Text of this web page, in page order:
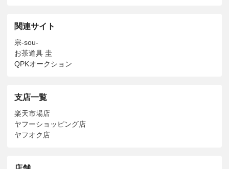
関連サイト
宗-sou-
お茶道具 圭
QPKオークション
支店一覧
楽天市場店
ヤフーショッピング店
ヤフオク店